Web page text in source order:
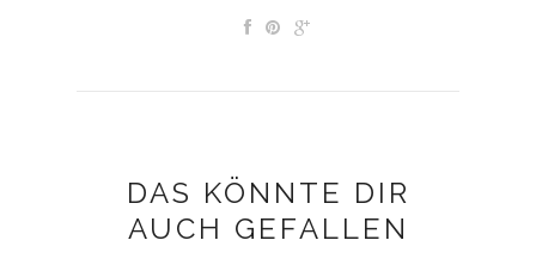
DAS KÖNNTE DIR
AUCH GEFALLEN